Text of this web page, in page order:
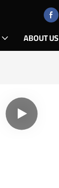
ABOUT US